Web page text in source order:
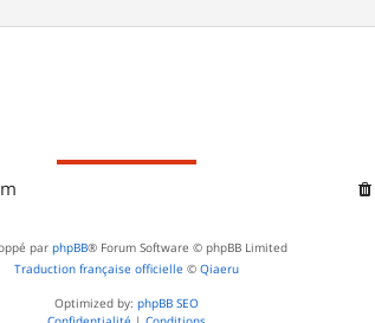
par phpBB® Forum Software © phpBB Limited
Traduction française officielle © Qiaeru
Optimized by: phpBB SEO